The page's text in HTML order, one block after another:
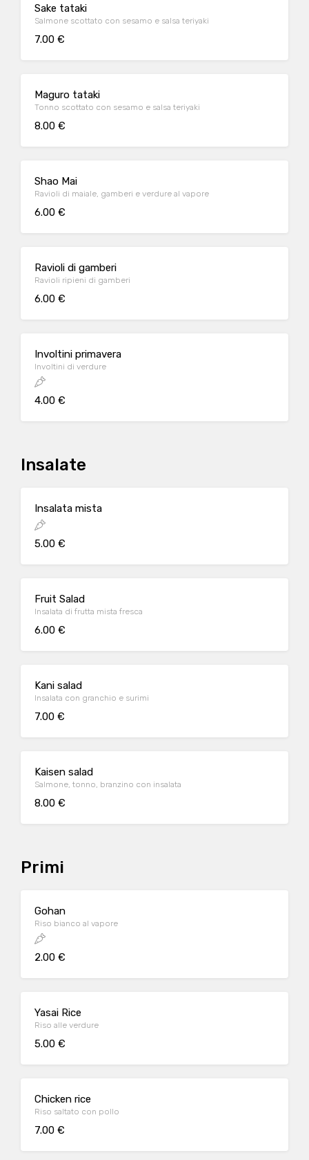
Sake tataki
Salmone scottato con sesamo e salsa teriyaki
7.00 €
Maguro tataki
Tonno scottato con sesamo e salsa teriyaki
8.00 €
Shao Mai
Ravioli di maiale, gamberi e verdure al vapore
6.00 €
Ravioli di gamberi
Ravioli ripieni di gamberi
6.00 €
Involtini primavera
Involtini di verdure
4.00 €
Insalate
Insalata mista
5.00 €
Fruit Salad
Insalata di frutta mista fresca
6.00 €
Kani salad
Insalata con granchio e surimi
7.00 €
Kaisen salad
Salmone, tonno, branzino con insalata
8.00 €
Primi
Gohan
Riso bianco al vapore
2.00 €
Yasai Rice
Riso alle verdure
5.00 €
Chicken rice
Riso saltato con pollo
7.00 €